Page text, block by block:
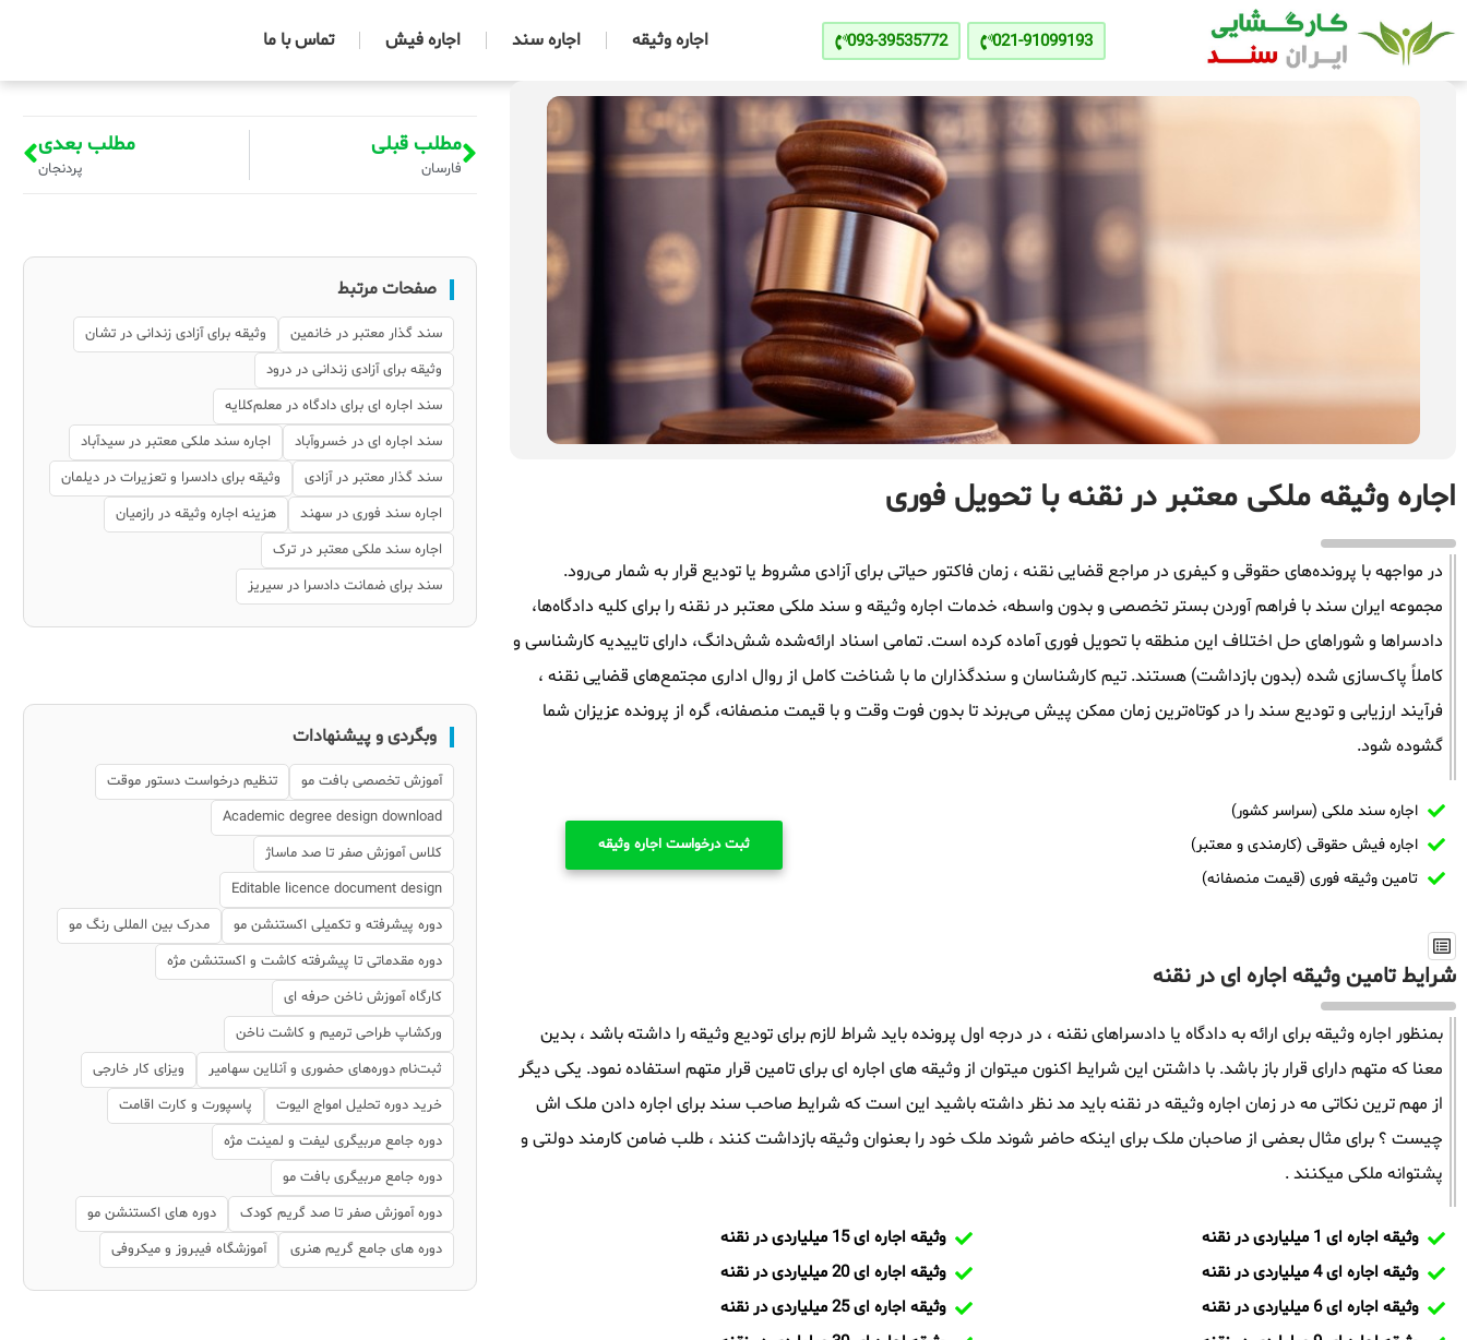
021-91099193
093-39535772 اجاره وثیقه اجاره سند اجاره فیش تماس با ما
اجاره وثیقه ملکی معتبر در نقنه با تحویل فوری
در مواجهه با پرونده‌های حقوقی و کیفری در مراجع قضایی نقنه ، زمان فاکتور حیاتی برای آزادی مشروط یا تودیع قرار به شمار می‌رود.
مجموعه ایران سند با فراهم آوردن بستر تخصصی و بدون واسطه، خدمات اجاره وثیقه و سند ملکی معتبر در نقنه را برای کلیه دادگاه‌ها،
دادسراها و شوراهای حل اختلاف این منطقه با تحویل فوری آماده کرده است. تمامی اسناد ارائه‌شده شش‌دانگ، دارای تاییدیه کارشناسی و
کاملاً پاک‌سازی شده (بدون بازداشت) هستند. تیم کارشناسان و سندگذاران ما با شناخت کامل از روال اداری مجتمع‌های قضایی نقنه ،
فرآیند ارزیابی و تودیع سند را در کوتاه‌ترین زمان ممکن پیش می‌برند تا بدون فوت وقت و با قیمت منصفانه، گره از پرونده عزیزان شما
گشوده شود.
اجاره سند ملکی (سراسر کشور)
اجاره فیش حقوقی (کارمندی و معتبر)
تامین وثیقه فوری (قیمت منصفانه)
ثبت درخواست اجاره وثیقه
شرایط تامین وثیقه اجاره ای در نقنه
بمنظور اجاره وثیقه برای ارائه به دادگاه یا دادسراهای نقنه ، در درجه اول پرونده باید شراط لازم برای تودیع وثیقه را داشته باشد ، بدین
معنا که متهم دارای قرار باز باشد. با داشتن این شرایط اکنون میتوان از وثیقه های اجاره ای برای تامین قرار متهم استفاده نمود. یکی دیگر
از مهم ترین نکاتی مه در زمان اجاره وثیقه در نقنه باید مد نظر داشته باشید این است که شرایط صاحب سند برای اجاره دادن ملک اش
چیست ؟ برای مثال بعضی از صاحبان ملک برای اینکه حاضر شوند ملک خود را بعنوان وثیقه بازداشت کنند ، طلب ضامن کارمند دولتی و
پشتوانه ملکی میکنند .
وثیقه اجاره ای 1 میلیاردی در نقنه
وثیقه اجاره ای 4 میلیاردی در نقنه
وثیقه اجاره ای 6 میلیاردی در نقنه
وثیقه اجاره ای 15 میلیاردی در نقنه
وثیقه اجاره ای 20 میلیاردی در نقنه
وثیقه اجاره ای 25 میلیاردی در نقنه
مطلب قبلی
فارسان
مطلب بعدی
پردنجان
صفحات مرتبط
سند گذار معتبر در خانمین
وثیقه برای آزادی زندانی در تشان
وثیقه برای آزادی زندانی در درود
سند اجاره ای برای دادگاه در معلم‌کلایه
سند اجاره ای در خسروآباد
اجاره سند ملکی معتبر در سیدآباد
سند گذار معتبر در آزادی
وثیقه برای دادسرا و تعزیرات در دیلمان
اجاره سند فوری در سهند
هزینه اجاره وثیقه در رازمیان
اجاره سند ملکی معتبر در ترک
سند برای ضمانت دادسرا در سیریز
وبگردی و پیشنهادات
آموزش تخصصی بافت مو
تنظیم درخواست دستور موقت
Academic degree design download
کلاس آموزش صفر تا صد ماساژ
Editable licence document design
دوره پیشرفته و تکمیلی اکستنشن مو
مدرک بین المللی رنگ مو
دوره مقدماتی تا پیشرفته کاشت و اکستنشن مژه
کارگاه آموزش ناخن حرفه ای
ورکشاپ طراحی ترمیم و کاشت ناخن
ثبت‌نام دوره‌های حضوری و آنلاین سهامیر
ویزای کار خارجی
خرید دوره تحلیل امواج الیوت
پاسپورت و کارت اقامت
دوره جامع مربیگری لیفت و لمینت مژه
دوره جامع مربیگری بافت مو
دوره آموزش صفر تا صد گریم کودک
دوره های اکستنشن مو
دوره های جامع گریم هنری
آموزشگاه فیبروز و میکروفی